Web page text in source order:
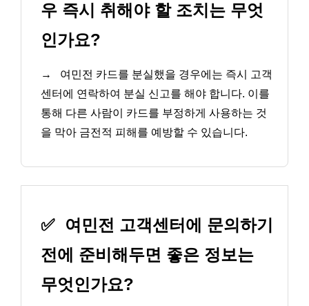
우 즉시 취해야 할 조치는 무엇
인가요?
→
여민전 카드를 분실했을 경우에는 즉시 고객
센터에 연락하여 분실 신고를 해야 합니다. 이를
통해 다른 사람이 카드를 부정하게 사용하는 것
을 막아 금전적 피해를 예방할 수 있습니다.
✅
여민전 고객센터에 문의하기
전에 준비해두면 좋은 정보는
무엇인가요?